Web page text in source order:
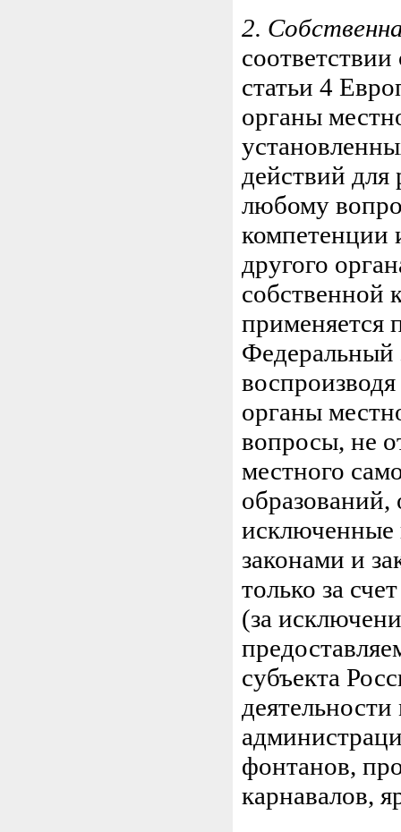
2.
соответствии
статьи 4
органы
действий для
любому
компетенции
другого
собственной
применяется
Федеральный
органы
вопросы, не
местного
образований,
исключенные
законами и
только за
(за
субъекта
фонтанов,
карнавалов,